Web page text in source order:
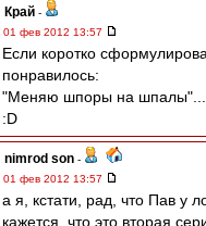
Край -
01 фев 2012 13:57
Если коротко
понравилось:
"Меняю шпоры на шпалы"...
:D
nimrod son -
01 фев 2012 13:57
а я, кстати, рад, что Пав у
кажется, что это вторая